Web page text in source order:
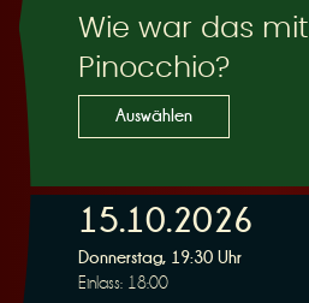
Wie war das mit
Pinocchio?
Auswählen
15.10.2026
Donnerstag, 19:30 Uhr
Einlass: 18:00